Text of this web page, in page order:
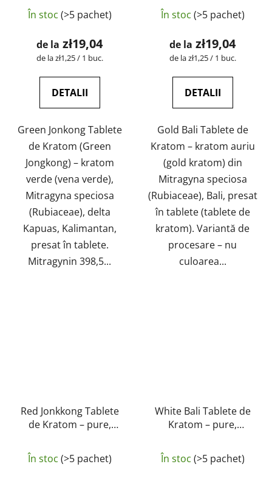
în laborator |
GreenGuru
medie
a
produsului
5,0
stele.
În stoc (>5 pachet)
de la zł19,04
Evaluare
de la zł1,25 / 1 buc.
DETALII
Green Jonkong Tablete
de Kratom (Green
Jongkong) – kratom
verde (vena verde),
Mitragyna speciosa
(Rubiaceae), delta
Kapuas, Kalimantan,
presat în tablete.
Mitragynin 398,5...
laborator | GreenGuru
În stoc (>5 pachet)
de la zł19,04
Evaluare
de la zł1,25 / 1 buc.
DETALII
Gold Bali Tablete de
Kratom – kratom auriu
(gold kratom) din
Mitragyna speciosa
(Rubiaceae), Bali, presat
în tablete (tablete de
kratom). Variantă de
procesare – nu
culoarea...
Red Jonkkong Tablete
de Kratom – pure,
laborator | GreenGuru
În stoc (>5 pachet)
White Bali Tablete de
Kratom – pure,
laborator | GreenGuru
În stoc (>5 pachet)